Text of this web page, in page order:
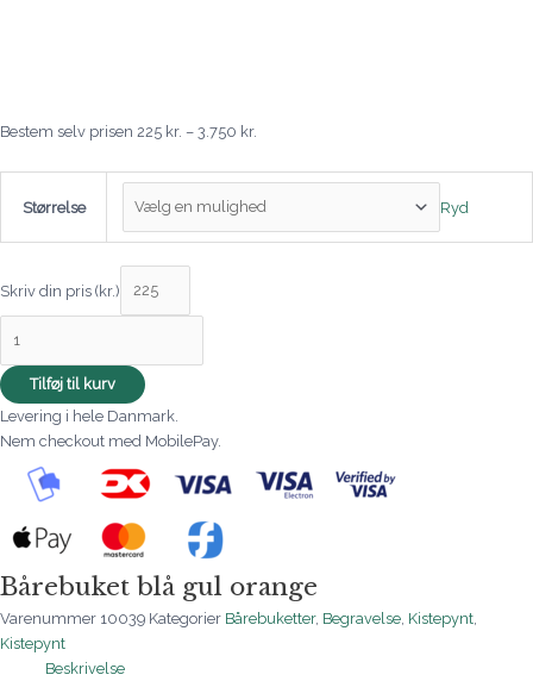
Bestem selv prisen 225 kr. – 3.750 kr.
Størrelse Ryd
Skriv din pris (kr.)
Tilføj til kurv
Levering i hele Danmark.
Nem checkout med MobilePay.
Bårebuket blå gul orange
Varenummer 10039 Kategorier Bårebuketter, Begravelse, Kistepynt,
Kistepynt
Beskrivelse